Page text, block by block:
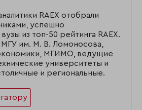
RAEX отобрали
успешно
из топ-50 рейтинга RAEX.
им. М. В. Ломоносова,
МГИМО, ведущие
университеты и
и региональные.